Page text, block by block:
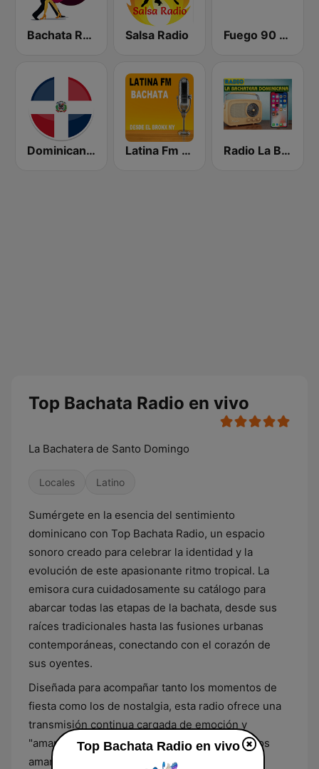
Bachata Radio Salsa Radio Fuego 90 La Salsera
Dominicana 041 Latina Fm Bachata Radio La Bachatera Dominicana
Top Bachata Radio en vivo
La Bachatera de Santo Domingo
Locales Latino
Sumérgete en la esencia del sentimiento
dominicano con Top Bachata Radio, un espacio
sonoro creado para celebrar la identidad y la
evolución de este apasionante ritmo tropical. La
emisora cura cuidadosamente su catálogo para
abarcar todas las etapas de la bachata, desde sus
raíces tradicionales hasta las fusiones urbanas
contemporáneas, conectando con el corazón de
sus oyentes.
Diseñada para acompañar tanto los momentos de
fiesta como los de nostalgia, esta radio ofrece una
transmisión continua cargada de emoción y
"amargue". Es el canal ideal para los verdaderos
amantes del género que desean mantenerse
Top Bachata Radio en vivo